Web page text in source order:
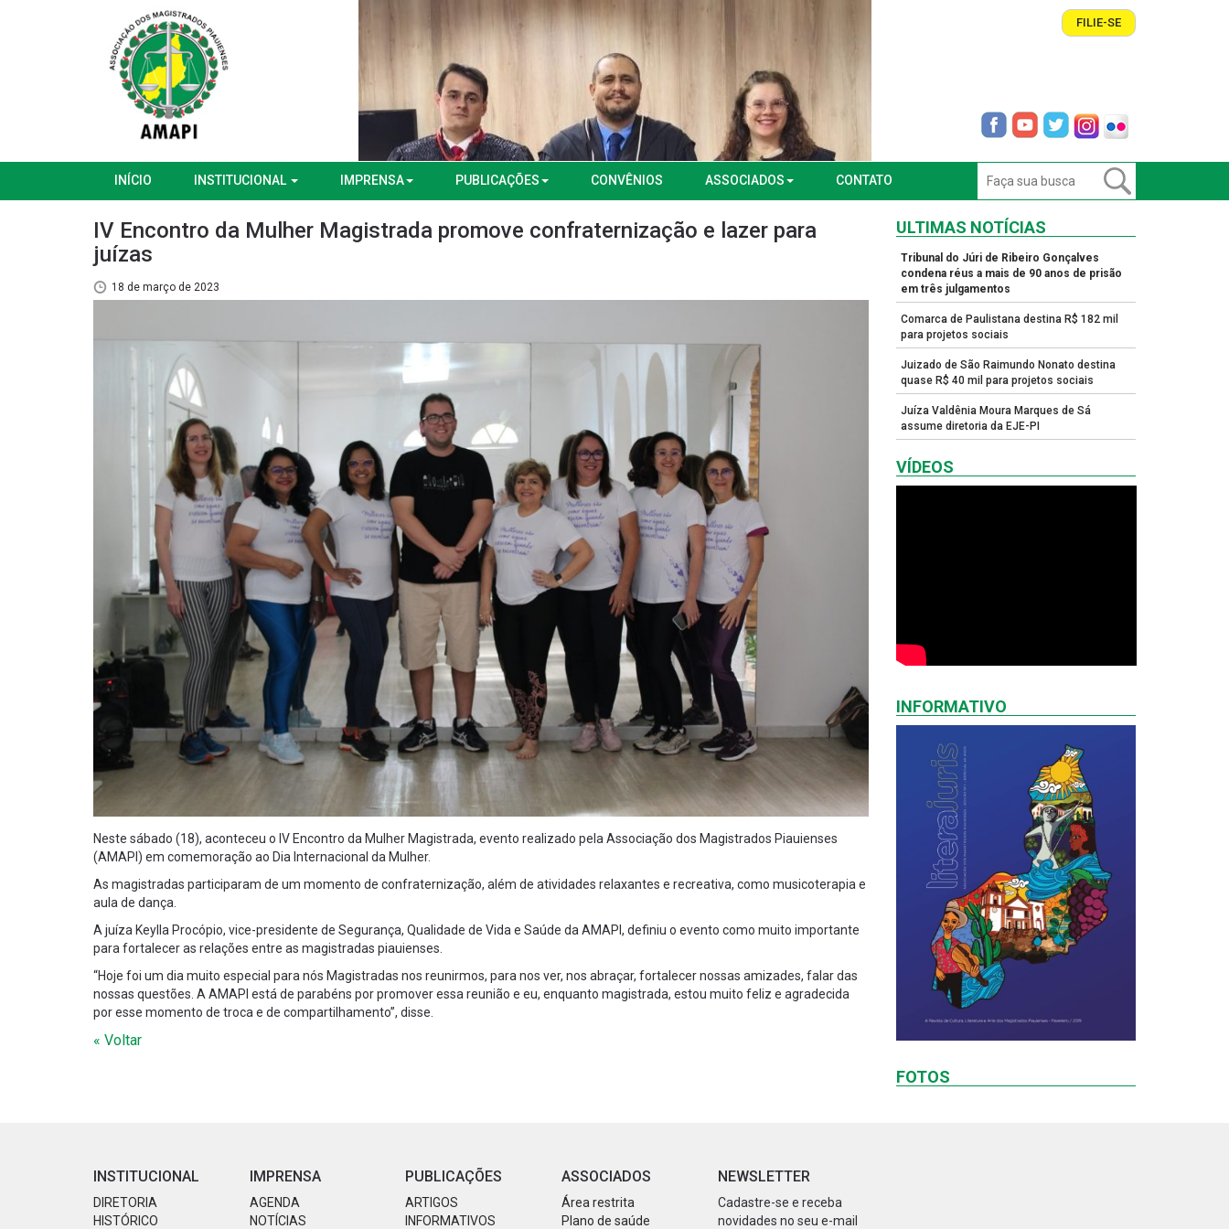
FILIE-SE
INÍCIO INSTITUCIONAL IMPRENSA PUBLICAÇÕES CONVÊNIOS ASSOCIADOS CONTATO
IV Encontro da Mulher Magistrada promove confraternização e lazer para
juízas
18 de março de 2023
Neste sábado (18), aconteceu o IV Encontro da Mulher Magistrada, evento realizado pela Associação dos Magistrados Piauienses
(AMAPI) em comemoração ao Dia Internacional da Mulher.
As magistradas participaram de um momento de confraternização, além de atividades relaxantes e recreativa, como musicoterapia e
aula de dança.
A juíza Keylla Procópio, vice-presidente de Segurança, Qualidade de Vida e Saúde da AMAPI, definiu o evento como muito importante
para fortalecer as relações entre as magistradas piauienses.
“Hoje foi um dia muito especial para nós Magistradas nos reunirmos, para nos ver, nos abraçar, fortalecer nossas amizades, falar das
nossas questões. A AMAPI está de parabéns por promover essa reunião e eu, enquanto magistrada, estou muito feliz e agradecida
por esse momento de troca e de compartilhamento”, disse.
« Voltar
ULTIMAS NOTÍCIAS
Tribunal do Júri de Ribeiro Gonçalves
condena réus a mais de 90 anos de prisão
em três julgamentos
Comarca de Paulistana destina R$ 182 mil
para projetos sociais
Juizado de São Raimundo Nonato destina
quase R$ 40 mil para projetos sociais
Juíza Valdênia Moura Marques de Sá
assume diretoria da EJE-PI
VÍDEOS
INFORMATIVO
FOTOS
INSTITUCIONAL
DIRETORIA
HISTÓRICO
IMPRENSA
AGENDA
NOTÍCIAS
PUBLICAÇÕES
ARTIGOS
INFORMATIVOS
ASSOCIADOS
Área restrita
Plano de saúde
NEWSLETTER
Cadastre-se e receba
novidades no seu e-mail